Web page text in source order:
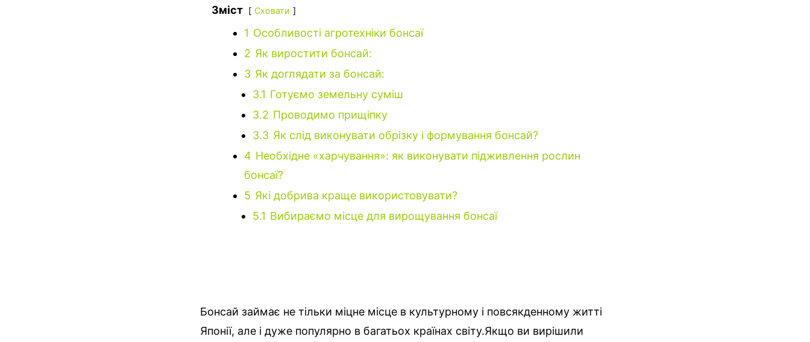
Зміст Сховати
1 Особливості агротехніки бонсаї
2 Як виростити бонсай:
3 Як доглядати за бонсай:
3.1 Готуємо земельну суміш
3.2 Проводимо прищіпку
3.3 Як слід виконувати обрізку і формування бонсай?
4 Необхідне «харчування»: як виконувати підживлення рослин
бонсаї?
5 Які добрива краще використовувати?
5.1 Вибираємо місце для вирощування бонсаї
Бонсай займає не тільки міцне місце в культурному і повсякденному житті
Японії, але і дуже популярно в багатьох країнах світу.Якщо ви вирішили